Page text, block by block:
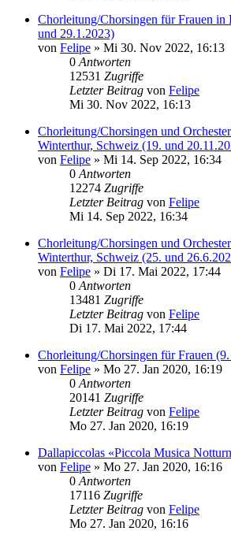
Chorleitung/Chorsingen für Frauen in
und 29.1.2023)
von Felipe » Mi 30. Nov 2022, 16:13
0 Antworten
12531 Zugriffe
Letzter Beitrag von Felipe
Mi 30. Nov 2022, 16:13
Chorleitung/Chorsingen und
Winterthur, Schweiz (19. und
von Felipe » Mi 14. Sep 2022, 16:34
0 Antworten
12274 Zugriffe
Letzter Beitrag von Felipe
Mi 14. Sep 2022, 16:34
Chorleitung/Chorsingen und
Winterthur, Schweiz (25. und
von Felipe » Di 17. Mai 2022, 17:44
0 Antworten
13481 Zugriffe
Letzter Beitrag von Felipe
Di 17. Mai 2022, 17:44
Chorleitung/Chorsingen für Frauen
von Felipe » Mo 27. Jan 2020, 16:19
0 Antworten
20141 Zugriffe
Letzter Beitrag von Felipe
Mo 27. Jan 2020, 16:19
Dallapiccolas «Piccola Musica
von Felipe » Mo 27. Jan 2020, 16:16
0 Antworten
17116 Zugriffe
Letzter Beitrag von Felipe
Mo 27. Jan 2020, 16:16